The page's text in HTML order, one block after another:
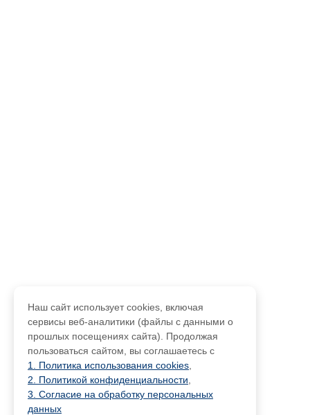
Наш сайт использует cookies, включая
сервисы веб-аналитики (файлы с данными о
прошлых посещениях сайта). Продолжая
пользоваться сайтом, вы соглашаетесь с
1. Политика использования cookies
2. Политикой конфиденциальности
3. Согласие на обработку персональных
данных